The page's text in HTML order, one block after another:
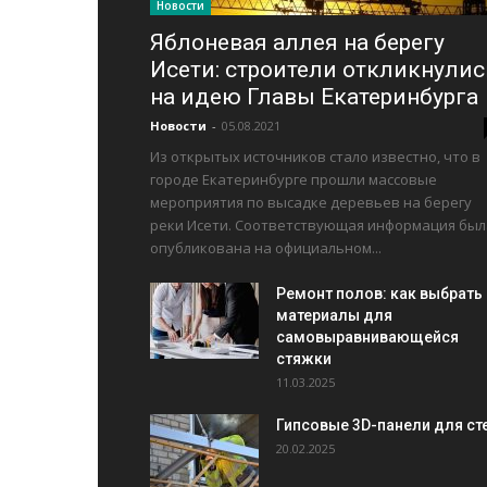
Новости
Яблоневая аллея на берегу
Исети: строители
на идею Главы Екатеринбурга
Новости - 05.08.2021
Из открытых источников стало известно, что в
городе Екатеринбурге прошли массовые
мероприятия по высадке деревьев на берегу
реки Исети. Соответствующая информация
опубликована на официальном...
Ремонт полов: как выбрать
материалы для
самовыравнивающейся
стяжки
11.03.2025
Гипсовые 3D-панели для
20.02.2025